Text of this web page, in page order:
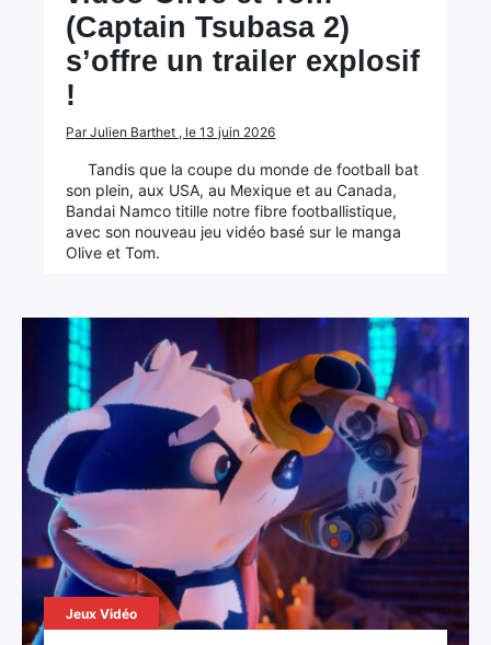
(Captain Tsubasa 2)
s’offre un trailer explosif
!
Par Julien Barthet , le 13 juin 2026
Tandis que la coupe du monde de football bat
son plein, aux USA, au Mexique et au Canada,
Bandai Namco titille notre fibre footballistique,
avec son nouveau jeu vidéo basé sur le manga
Olive et Tom.
Jeux Vidéo